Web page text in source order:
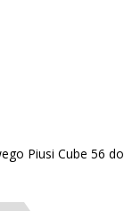
Piusi Cube 56 do